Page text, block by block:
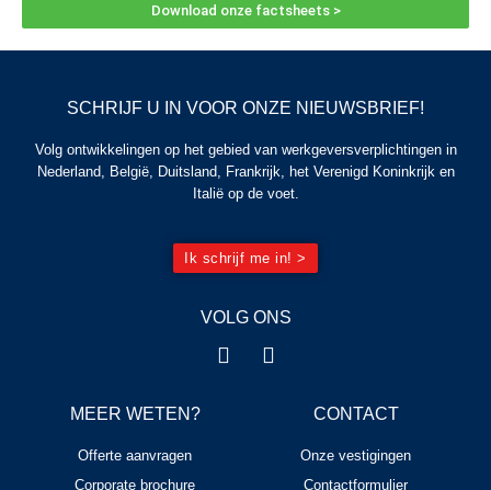
Download onze factsheets >
CONTACT
Onze vestigingen
Contactformulier
MEER WETEN?
Offerte aanvragen
Corporate brochure
VOLG ONS
SCHRIJF U IN VOOR ONZE NIEUWSBRIEF!
Volg ontwikkelingen op het gebied van werkgeversverplichtingen in
Nederland, België, Duitsland, Frankrijk, het Verenigd Koninkrijk en
Italië op de voet.
Ik schrijf me in! >